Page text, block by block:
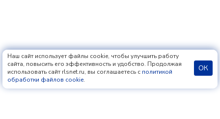
Наш сайт использует файлы cookie, чтобы улучшить работу
сайта, повысить его эффективность и удобство. Продолжая
использовать сайт rlsnet.ru, вы соглашаетесь с политикой
обработки файлов cookie.
ОК